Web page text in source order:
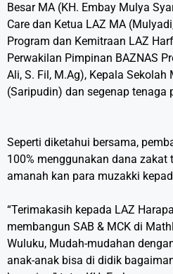
Besar MA (KH. Embay Mulya
Care dan Ketua LAZ MA
Program dan Kemitraan LAZ
Perwakilan Pimpinan BAZNAS
Ali, S. Fil, M.Ag), Kepala Sekolah
(Saripudin) dan segenap tenaga
Seperti diketahui bersama,
100% menggunakan dana zakat
amanah kan para muzakki
“Terimakasih kepada LAZ
membangun SAB & MCK di
Wuluku, Mudah-mudahan
anak-anak bisa di didik